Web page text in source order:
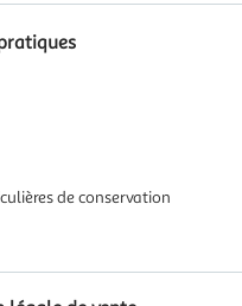
de conservation